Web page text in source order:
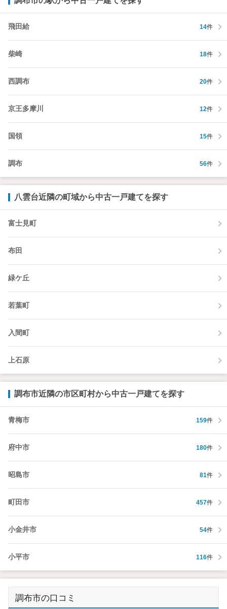
飛田給 14件
柴崎 18件
西調布 20件
京王多摩川 12件
国領 15件
調布 56件
八雲台近隣の町域から中古一戸建てを探す
富士見町
布田
緑ケ丘
若葉町
入間町
上石原
調布市近隣の市区町村から中古一戸建てを探す
青梅市 159件
府中市 180件
昭島市 81件
町田市 457件
小金井市 54件
小平市 116件
調布市の口コミ